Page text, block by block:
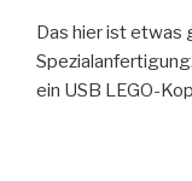
Das hier ist etwas
ein USB LEGO-